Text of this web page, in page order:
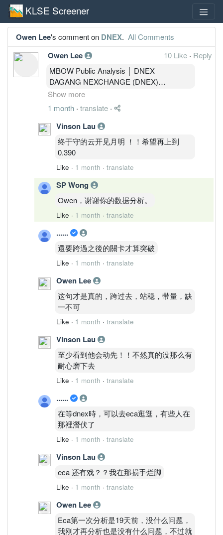
KLSE Screener
Owen Lee's comment on DNEX. All Comments
Owen Lee 10 Like · Reply
MBOW Public Analysis │ DNEX
DAGANG NEXCHANGE (DNEX)
Current Price: RM 0.345
————————
MARKET STATE │ 结构状态
State：CLIMB
SP：7 / 10
SPD：7 / 10
月线底部恢复已经完成。
周线重新进入扩张阶段。
日线与4H同步翻强。
短周期与中周期开始共振。
一句总结：
目前是少数出现多周期同步改善的结构。
TIMEFRAME TRANSITION FLOW │ 周期
迁移
4H：CLIMB
1D：CLIMB
1W：CLIMB
1M：BASE → CLIMB
Transition
1M ↑
1D ↑
4H ↑
30M ↑
属于完整向上迁移结构。
MULTI-TIMEFRAME RESONANCE │ 多周
期共振
月线
MACD黄金交叉
Fisher突破零轴
OBV出现长期资金回流
长期底部恢复完成。
周线
MACD持续扩张
OBV回升
ADX重新上扬
周线属于主结构。
Show more
1 month · translate ·
Vinson Lau
终于守的云开见月明 ！！希望再上到
0.390
Like · 1 month · translate
SP Wong
Owen，谢谢你的数据分析。
Like · 1 month · translate
......
還要跨過之後的關卡才算突破
Like · 1 month · translate
Owen Lee
这句才是真的，跨过去，站稳，带量，缺
一不可
Like · 1 month · translate
Vinson Lau
至少看到他会动先！！不然真的没那么有
耐心磨下去
Like · 1 month · translate
......
在等dnex時，可以去eca逛逛，有些人在
那裡潛伏了
Like · 1 month · translate
Vinson Lau
eca 还有戏？？我在那损手烂脚
Like · 1 month · translate
Owen Lee
Eca第一次分析是19天前，没什么问题，
我刚才再分析也是没有什么问题，不过就